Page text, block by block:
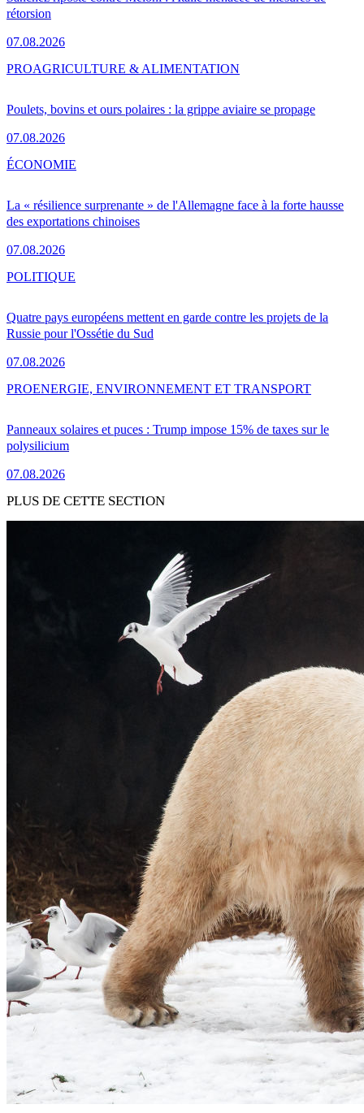
rétorsion
07.08.2026
Poulets, bovins et ours polaires : la grippe aviaire se propage
07.08.2026
PROAGRICULTURE & ALIMENTATION
La « résilience surprenante » de l'Allemagne face à la forte hausse
des exportations chinoises
07.08.2026
ÉCONOMIE
Quatre pays européens mettent en garde contre les projets de la
Russie pour l'Ossétie du Sud
07.08.2026
POLITIQUE
Panneaux solaires et puces : Trump impose 15% de taxes sur le
polysilicium
07.08.2026
PROENERGIE, ENVIRONNEMENT ET TRANSPORT
PLUS DE CETTE SECTION